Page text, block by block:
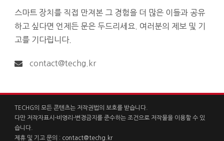
스마트 장치를 직접 만져본 그 경험을 더 많은 이들과 공유
하고 싶다면 언제든 문은 두드리세요. 여러분의 제보 및 기
고를 기다립니다.
contact@techg.kr
TECHG의 모든 콘텐츠는 저작권법의 보호를 받습니다.
다만 저작자표시-비영리-변경금지를 준수하는 조건으로 저작물을 이용할 수 있
습니다.
제휴 및 기고 문의 : contact@techg.kr